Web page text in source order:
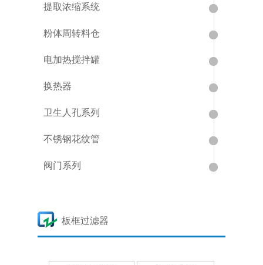
提取浓缩系统
粉体周转料仓
电加热搅拌罐
换热器
卫生人孔系列
不锈钢花纹管
阀门系列
板框过滤器